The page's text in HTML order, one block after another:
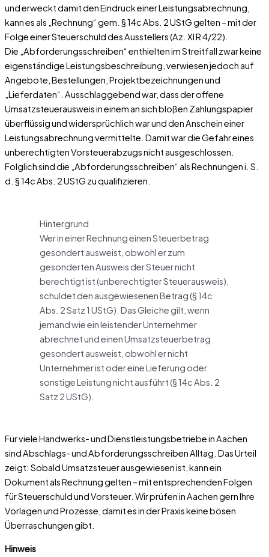
und erweckt damit den Eindruck einer Leistungsabrechnung,
kann es als „Rechnung“ gem. § 14c Abs. 2 UStG gelten – mit der
Folge einer Steuerschuld des Ausstellers (Az. XI R 4/22).
Die „Abforderungsschreiben“ enthielten im Streitfall zwar keine
eigenständige Leistungsbeschreibung, verwiesen jedoch auf
Angebote, Bestellungen, Projektbezeichnungen und
„Lieferdaten“. Ausschlaggebend war, dass der offene
Umsatzsteuerausweis in einem an sich bloßen Zahlungspapier
überflüssig und widersprüchlich war und den Anschein einer
Leistungsabrechnung vermittelte. Damit war die Gefahr eines
unberechtigten Vorsteuerabzugs nicht ausgeschlossen.
Folglich sind die „Abforderungsschreiben“ als Rechnungen i. S.
d. § 14c Abs. 2 UStG zu qualifizieren.
Hintergrund
Wer in einer Rechnung einen Steuerbetrag
gesondert ausweist, obwohl er zum
gesonderten Ausweis der Steuer nicht
berechtigt ist (unberechtigter Steuerausweis),
schuldet den ausgewiesenen Betrag (§ 14c
Abs. 2 Satz 1 UStG). Das Gleiche gilt, wenn
jemand wie ein leistender Unternehmer
abrechnet und einen Umsatzsteuerbetrag
gesondert ausweist, obwohl er nicht
Unternehmer ist oder eine Lieferung oder
sonstige Leistung nicht ausführt (§ 14c Abs. 2
Satz 2 UStG).
Für viele Handwerks- und Dienstleistungsbetriebe in Aachen
sind Abschlags- und Abforderungsschreiben Alltag. Das Urteil
zeigt: Sobald Umsatzsteuer ausgewiesen ist, kann ein
Dokument als Rechnung gelten – mit entsprechenden Folgen
für Steuerschuld und Vorsteuer. Wir prüfen in Aachen gern Ihre
Vorlagen und Prozesse, damit es in der Praxis keine bösen
Überraschungen gibt.
Hinweis